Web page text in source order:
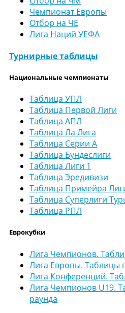
Чемпионат Европы
Отбор на ЧЕ
Лига Наций УЕФА
Турнирные таблицы
Национальные чемпионаты
Таблица УПЛ
Таблица Первой Лиги
Таблица АПЛ
Таблица Ла Лига
Таблица Серии А
Таблица Бундеслиги
Таблица Лиги 1
Таблица Эредивизи
Таблица Примейра
Таблица Суперлиги
Таблица РПЛ
Еврокубки
Лига Чемпионов.
Лига Европы. Таблицы
Лига Конференций.
Лига Чемпионов U19.
раунда